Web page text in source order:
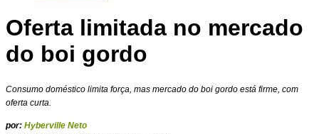
Oferta limitada no mercado
do boi gordo
Consumo doméstico limita força, mas mercado do boi gordo está firme, com
oferta curta.
por: Hyberville Neto